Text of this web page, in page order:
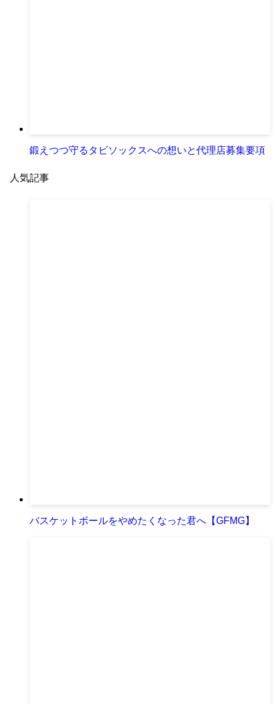
鍛えつつ守るタビソックスへの想いと代理店募集要項
人気記事
バスケットボールをやめたくなった君へ【GFMG】